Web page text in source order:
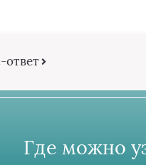
ответ
Где можно